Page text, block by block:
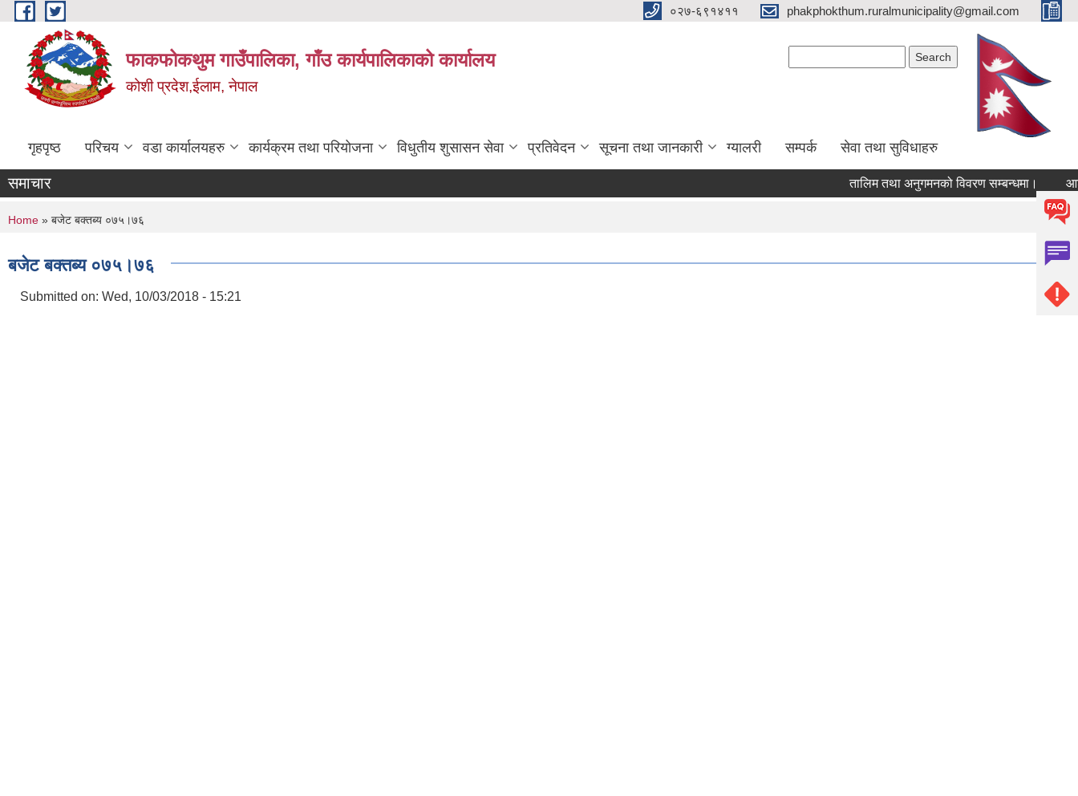
Skip to main content ०२७-६९१४११ phakphokthum.ruralmunicipality@gmail.com
फाकफोकथुम गाउँपालिका, गाँउ कार्यपालिकाको कार्यालय
कोशी प्रदेश,ईलाम, नेपाल
गृहपृष्ठ परिचय वडा कार्यालयहरु कार्यक्रम तथा परियोजना विधुतीय शुसासन सेवा प्रतिवेदन सूचना तथा जानकारी ग्यालरी सम्पर्क सेवा तथा सुविधाहरु
समाचार तालिम तथा अनुगमनको विवरण सम्बन्धमा।
You are here
Home » बजेट बक्तब्य ०७५।७६
बजेट बक्तब्य ०७५।७६
Submitted on: Wed, 10/03/2018 - 15:21